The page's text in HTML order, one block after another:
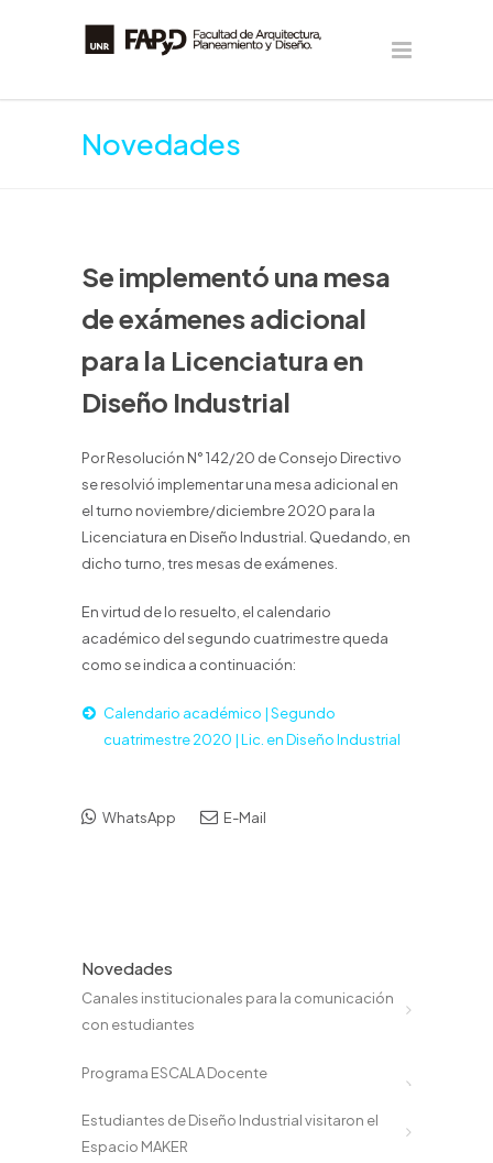
Novedades
Se implementó una mesa
de exámenes adicional
para la Licenciatura en
Diseño Industrial
Por Resolución N° 142/20 de Consejo Directivo
se resolvió implementar una mesa adicional en
el turno noviembre/diciembre 2020 para la
Licenciatura en Diseño Industrial. Quedando, en
dicho turno, tres mesas de exámenes.
En virtud de lo resuelto, el calendario
académico del segundo cuatrimestre queda
como se indica a continuación:
Calendario académico | Segundo
cuatrimestre 2020 | Lic. en Diseño Industrial
WhatsApp E-Mail
Novedades
Canales institucionales para la comunicación
con estudiantes
Programa ESCALA Docente
Estudiantes de Diseño Industrial visitaron el
Espacio MAKER